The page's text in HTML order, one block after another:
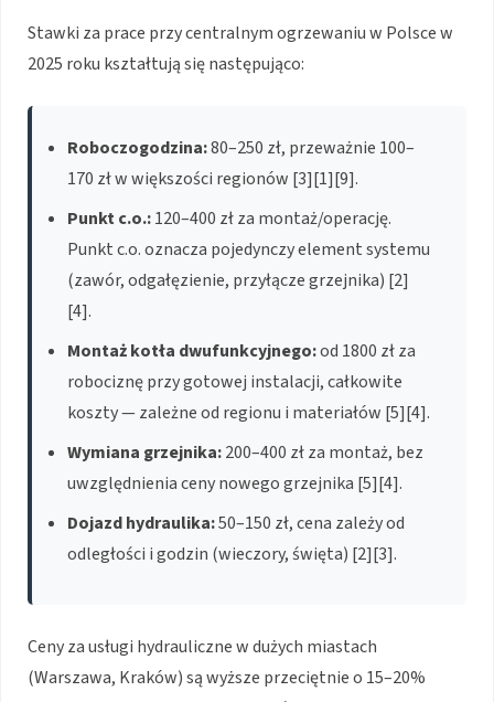
Stawki za prace przy centralnym ogrzewaniu w Polsce w
2025 roku kształtują się następująco:
Roboczogodzina:80–250 zł, przeważnie 100–
170 zł w większości regionów [3][1][9].
Punkt c.o.:120–400 zł za montaż/operację.
Punkt c.o. oznacza pojedynczy element systemu
(zawór, odgałęzienie, przyłącze grzejnika) [2]
[4].
Montaż kotła dwufunkcyjnego:od 1800 zł za
robociznę przy gotowej instalacji, całkowite
koszty — zależne od regionu i materiałów [5][4].
Wymiana grzejnika:200–400 zł za montaż, bez
uwzględnienia ceny nowego grzejnika [5][4].
Dojazd hydraulika:50–150 zł, cena zależy od
odległości i godzin (wieczory, święta) [2][3].
Ceny za usługi hydrauliczne w dużych miastach
(Warszawa, Kraków) są wyższe przeciętnie o 15–20%